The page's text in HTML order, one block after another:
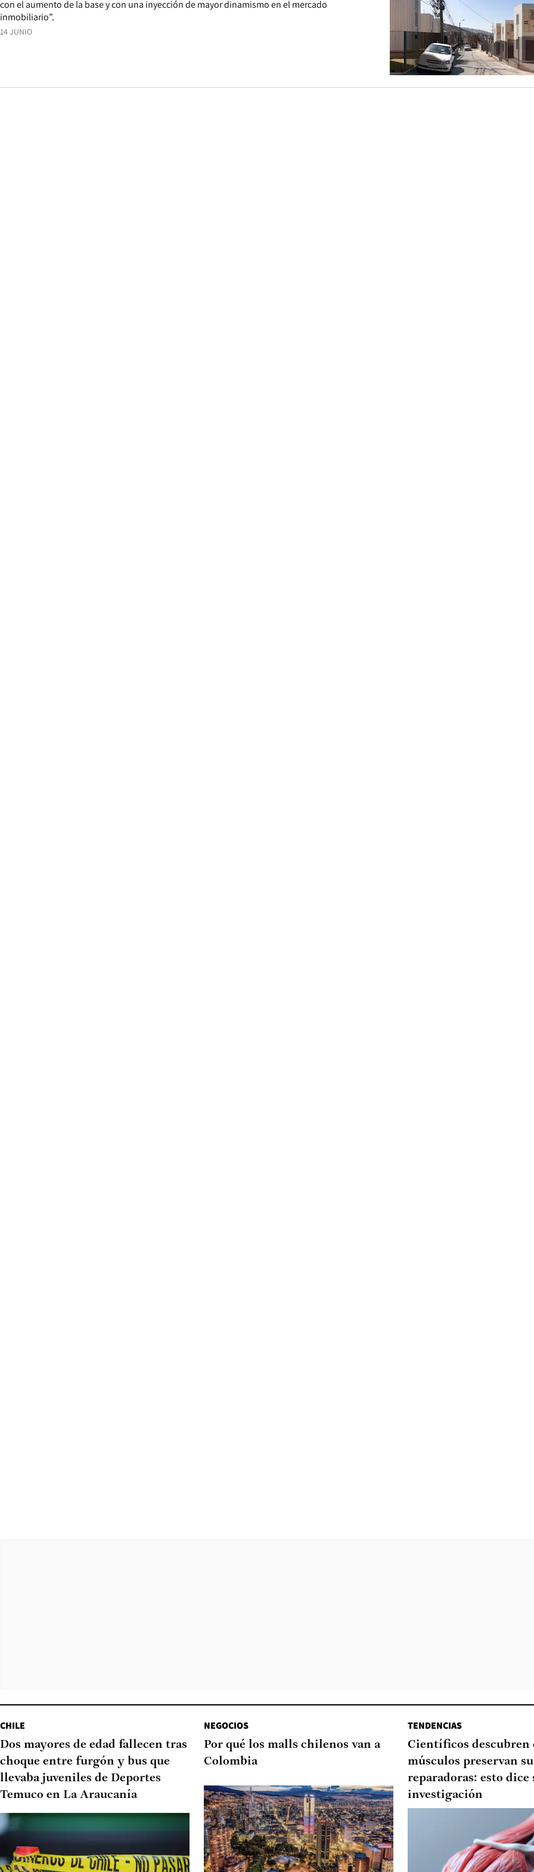
14 JUNIO
con el aumento de la base y con una inyección de mayor dinamismo en el mercado
inmobiliario”.
CHILE
Dos mayores de edad fallecen tras
choque entre furgón y bus que
llevaba juveniles de Deportes
Temuco en La Araucanía
NEGOCIOS
Por qué los malls chilenos van a
Colombia
TENDENCIAS
Científicos descubren
músculos preservan
reparadoras: esto dice
investigación